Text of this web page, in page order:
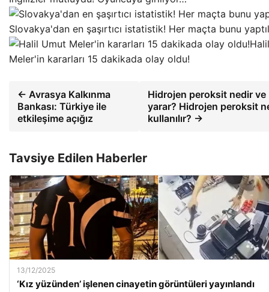
Slovakya'dan en şaşırtıcı istatistik! Her maçta bunu
Meler'in kararları 15 dakikada olay oldu!
← Avrasya Kalkınma
Bankası: Türkiye ile
etkileşime açığız
Hidrojen peroksit nedir ve
yarar? Hidrojen peroksit
kullanılır? →
Tavsiye Edilen Haberler
13/12/2025
‘Kız yüzünden’ işlenen cinayetin görüntüleri yayınlandı